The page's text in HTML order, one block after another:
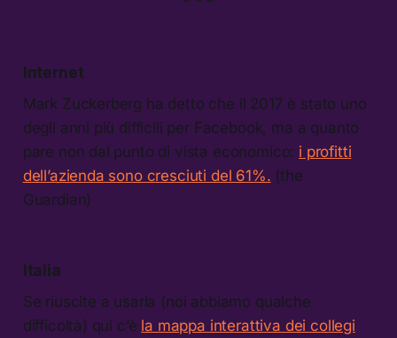
Internet
Mark Zuckerberg ha detto che il 2017 è stato uno
degli anni più difficili per Facebook, ma a quanto
pare non dal punto di vista economico: i profitti
dell’azienda sono cresciuti del 61%. (the
Guardian)
Italia
Se riuscite a usarla (noi abbiamo qualche
difficoltà) qui c’è la mappa interattiva dei collegi